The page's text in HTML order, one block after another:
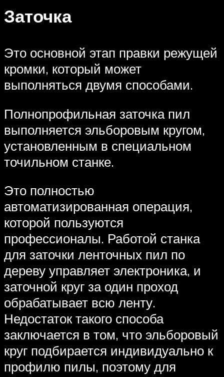
Заточка
Это основной этап правки режущей
кромки, который может
выполняться двумя способами.
Полнопрофильная заточка пил
выполняется эльборовым кругом,
установленным в специальном
точильном станке.
Это полностью
автоматизированная операция,
которой пользуются
профессионалы. Работой станка
для заточки ленточных пил по
дереву управляет электроника, и
заточной круг за один проход
обрабатывает всю ленту.
Недостаток такого способа
заключается в том, что эльборовый
круг подбирается индивидуально к
профилю пилы, поэтому для